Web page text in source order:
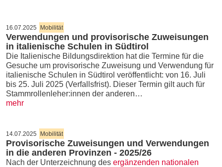
16.07.2025 Mobilität
Verwendungen und provisorische Zuweisungen
in italienische Schulen in Südtirol
Die Italienische Bildungsdirektion hat die Termine für die
Gesuche um provisorische Zuweisung und Verwendung für
italienische Schulen in Südtirol veröffentlicht: von 16. Juli
bis 25. Juli 2025 (Verfallsfrist). Dieser Termin gilt auch für
Stammrollenleher:innen der anderen…
mehr
14.07.2025 Mobilität
Provisorische Zuweisungen und Verwendungen
in die anderen Provinzen - 2025/26
Nach der Unterzeichnung des ergänzenden nationalen